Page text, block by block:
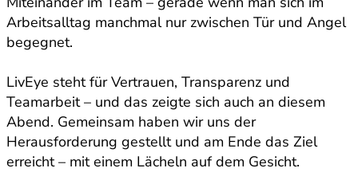
Arbeitsalltag manchmal nur zwischen Tür und Angel
begegnet.
LivEye steht für Vertrauen, Transparenz und
Teamarbeit – und das zeigte sich auch an diesem
Abend. Gemeinsam haben wir uns der
Herausforderung gestellt und am Ende das Ziel
erreicht – mit einem Lächeln auf dem Gesicht.